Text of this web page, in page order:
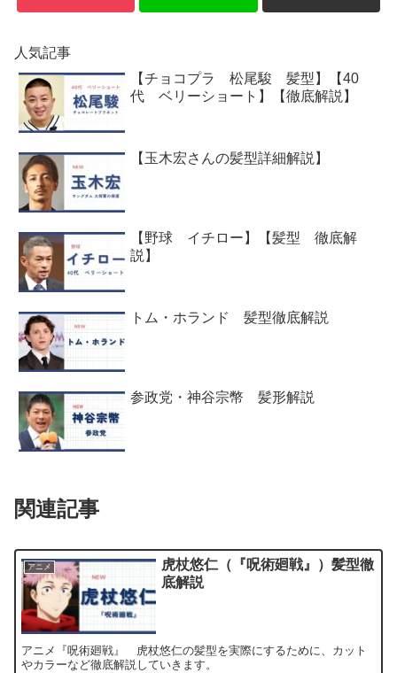
人気記事
【チョコプラ 松尾駿 髪型】【40
代 ベリーショート】【徹底解説】
【玉木宏さんの髪型詳細解説】
【野球 イチロー】【髪型 徹底解
説】
トム・ホランド 髪型徹底解説
参政党・神谷宗幣 髪形解説
関連記事
アニメ
虎杖悠仁（『呪術廻戦』）髪型徹
底解説
アニメ『呪術廻戦』 虎杖悠仁の髪型を実際にするために、カット
やカラーなど徹底解説していきます。